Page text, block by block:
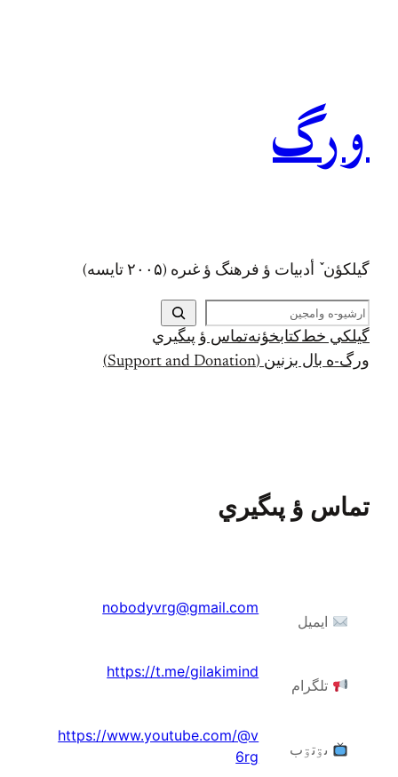
ورگ
گيلکؤن ٚ أدبیات ؤ فرهنگ ؤ غىره (۲۰۰۵ تايسه)
ج
س
ت
ج
گيلکي خط کتابخؤنهتماس ؤ پىگيري
ورگ-ه بال بزنين (Support and Donation)
تماس ؤ پىگيري
ایمیل
nobodyvrg@gmail.com
تلگرام
https://t.me/gilakimind
ىۊتۊب
https://www.youtube.com/@v
6rg